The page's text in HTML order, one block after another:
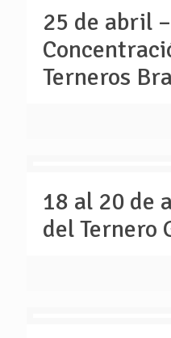
25 de abril –
Terneros
18 al 20 de
del Ternero